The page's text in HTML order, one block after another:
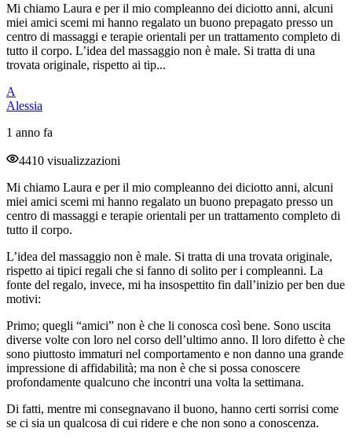
Mi chiamo Laura e per il mio compleanno dei diciotto anni, alcuni
miei amici scemi mi hanno regalato un buono prepagato presso un
centro di massaggi e terapie orientali per un trattamento completo di
tutto il corpo. L’idea del massaggio non è male. Si tratta di una
trovata originale, rispetto ai tip...
A
Alessia
1 anno fa
4410 visualizzazioni
Mi chiamo Laura e per il mio compleanno dei diciotto anni, alcuni
miei amici scemi mi hanno regalato un buono prepagato presso un
centro di massaggi e terapie orientali per un trattamento completo di
tutto il corpo.
L’idea del massaggio non è male. Si tratta di una trovata originale,
rispetto ai tipici regali che si fanno di solito per i compleanni. La
fonte del regalo, invece, mi ha insospettito fin dall’inizio per ben due
motivi:
Primo; quegli “amici” non è che li conosca così bene. Sono uscita
diverse volte con loro nel corso dell’ultimo anno. Il loro difetto è che
sono piuttosto immaturi nel comportamento e non danno una grande
impressione di affidabilità; ma non è che si possa conoscere
profondamente qualcuno che incontri una volta la settimana.
Di fatti, mentre mi consegnavano il buono, hanno certi sorrisi come
se ci sia un qualcosa di cui ridere e che non sono a conoscenza.